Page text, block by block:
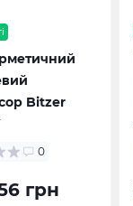
Bitzer
0
грн